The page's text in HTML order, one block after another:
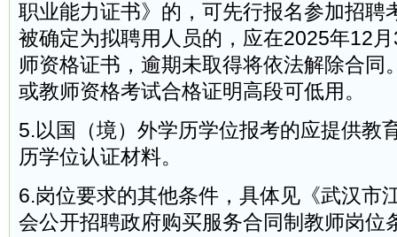
职业能力证书》的，可先行报名参加招聘
被确定为拟聘用人员的，应在2025年12
师资格证书，逾期未取得将依法解除合同
或教师资格考试合格证明高段可低用。
5.以国（境）外学历学位报考的应提供教
历学位认证材料。
6.岗位要求的其他条件，具体见《武汉市
会公开招聘政府购买服务合同制教师岗位